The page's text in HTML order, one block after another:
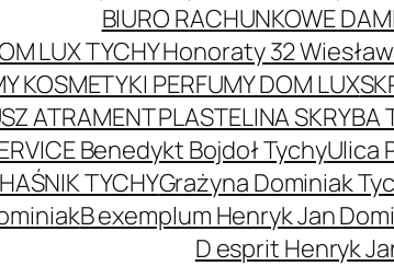
BIURO RACHUNKOWE
LUX TYCHY Honoraty 32
KOSMETYKI PERFUMY DOM LUX
ATRAMENT PLASTELINA SKRYBA
Benedykt Bojdoł TychyUlica
TYCHYGrażyna Dominiak
B exemplum Henryk Jan
D esprit Henryk